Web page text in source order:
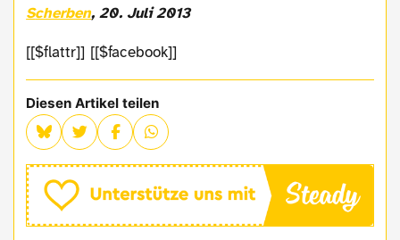
Scherben, 20. Juli 2013
[[$flattr]] [[$facebook]]
Diesen Artikel teilen